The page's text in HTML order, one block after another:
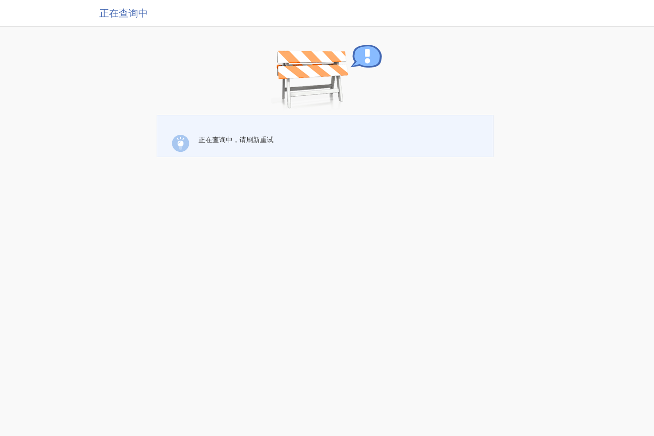
正在查询中
正在查询中，请刷新重试